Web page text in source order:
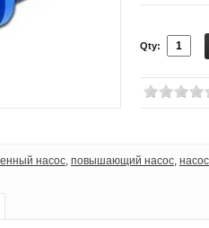
Qty:
насос повышающий насос